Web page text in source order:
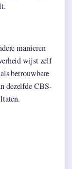
manieren
wijst zelf
betrouwbare
dezelfde CBS-